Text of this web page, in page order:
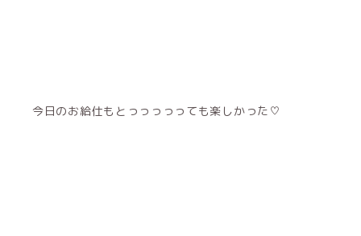
今日のお給仕もとっっっっっても楽しかった♡